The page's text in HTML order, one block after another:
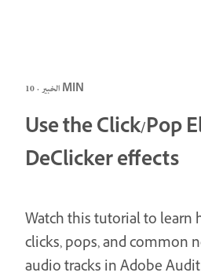
الخبير · 10 MIN
Use the Click/Pop
DeClicker effects
Watch this tutorial to learn
clicks, pops, and common
audio tracks in Adobe